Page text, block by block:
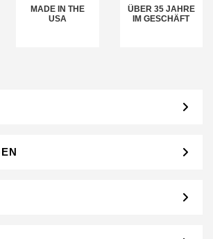
MADE IN THE
USA
ÜBER 35 JAHRE
IM GESCHÄFT